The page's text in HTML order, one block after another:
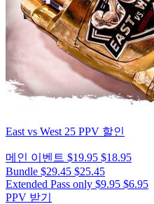
East vs West 25 PPV 할인
메인 이벤트 $19.95 $18.95
Bundle $29.45 $25.45
Extended Pass only $9.95 $6.95
PPV 받기